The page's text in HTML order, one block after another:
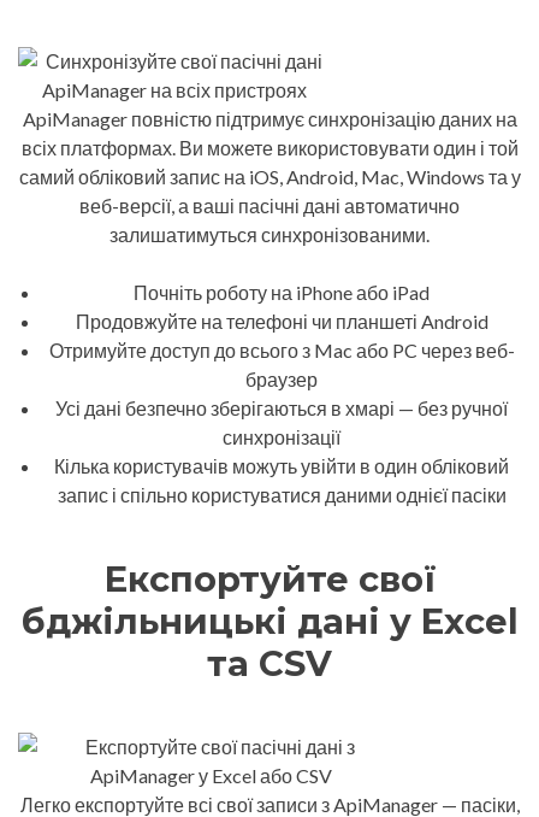
ApiManager повністю підтримує синхронізацію даних на
всіх платформах. Ви можете використовувати один і той
самий обліковий запис на iOS, Android, Mac, Windows та у
веб-версії, а ваші пасічні дані автоматично
залишатимуться синхронізованими.
Почніть роботу на iPhone або iPad
Продовжуйте на телефоні чи планшеті Android
Отримуйте доступ до всього з Mac або PC через веб-
браузер
Усі дані безпечно зберігаються в хмарі — без ручної
синхронізації
Кілька користувачів можуть увійти в один обліковий
запис і спільно користуватися даними однієї пасіки
Експортуйте свої
бджільницькі дані у Excel
та CSV
Легко експортуйте всі свої записи з ApiManager — пасіки,